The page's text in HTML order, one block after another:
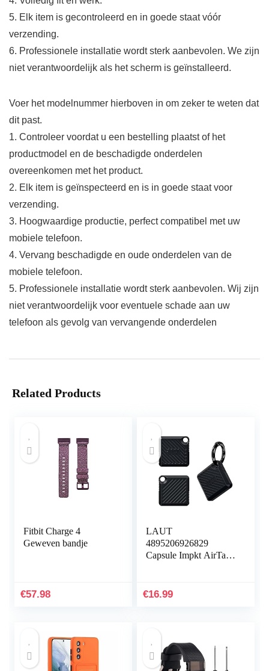
5. Elk item is gecontroleerd en in goede staat vóór
verzending.
6. Professionele installatie wordt sterk aanbevolen. We zijn
niet verantwoordelijk als het scherm is geïnstalleerd.
Voer het modelnummer hierboven in om zeker te weten dat
dit past.
1. Controleer voordat u een bestelling plaatst of het
productmodel en de beschadigde onderdelen
overeenkomen met het product.
2. Elk item is geïnspecteerd en is in goede staat voor
verzending.
3. Hoogwaardige productie, perfect compatibel met uw
mobiele telefoon.
4. Vervang beschadigde en oude onderdelen van de
mobiele telefoon.
5. Professionele installatie wordt sterk aanbevolen. Wij zijn
niet verantwoordelijk voor eventuele schade aan uw
telefoon als gevolg van vervangende onderdelen
Related Products
Fitbit Charge 4
Geweven bandje
€57.98
LAUT
4895206926829
Capsule Impkt AirTags
€16.99